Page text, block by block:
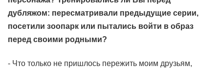
дубляжом: пересматривали предыдущие серии,
посетили зоопарк или пытались войти в образ
перед своими родными?
- Что только не пришлось пережить моим друзьям,